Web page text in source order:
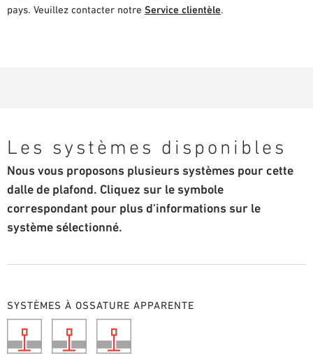
pays. Veuillez contacter notre Service clientèle.
Les systèmes disponibles
Nous vous proposons plusieurs systèmes pour cette
dalle de plafond. Cliquez sur le symbole
correspondant pour plus d'informations sur le
système sélectionné.
SYSTÈMES À OSSATURE APPARENTE